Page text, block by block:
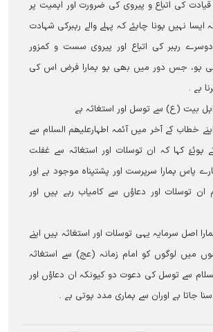
قیادت کی اتباع و پیروی کی ضرورت اور اہمیت پر
ایسا نہیں ہونا چاہئے کہ پہلے والے رہبرکی شہادت
رہبر کی اتباع اور پیروی سست و کمزور
ہو، جس دور میں بھی ہو ہمارا فرض اس کی
ہے ۔
بیت (ع) سے توسل اور استغاثہ ہے
خطاب کے آخر میں آئمہ اطہارعلیھم السلام سے
ہوئۓ کہا کہ ان توسلات اور استغاثہ سے غفلت
پاس ہمارا سرپرست اور پشتپناہ موجود ہے اور
ان توسلات اور دعاؤں سے کامیاب رہے ہيں اور
اصل سرمایہ یہی توسلات اور استغاثہ ہیں اپنے
میں لوگوں کو امام زمانہ (عج) سے استغاثہ
سے توسل کی دعوت دو کیونکہ ان دعاؤں اور
جاتا ہے اوران سے ہماری مدد ہوتی ہے ۔